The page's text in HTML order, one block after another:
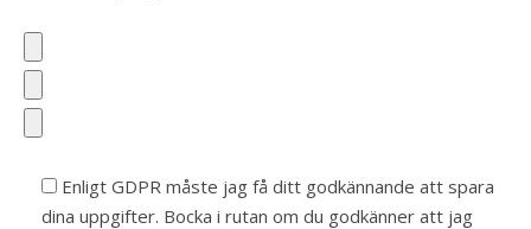
Enligt GDPR måste jag få ditt godkännande att spara
dina uppgifter. Bocka i rutan om du godkänner att jag